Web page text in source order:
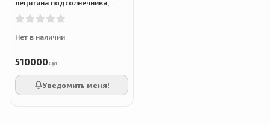
лецитина подсолнечника,
(12oz) 340 г
Нет в наличии
510000сӯм
Уведомить меня!